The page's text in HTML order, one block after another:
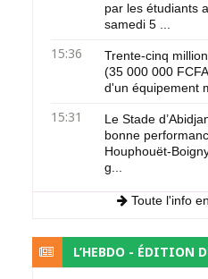
par les étudiants
samedi 5 ...
15:36
Trente-cinq
(35 000 000
d'un équipement
15:31
Le Stade
bonne
Houphouët-
g...
Toute l'info
L’HEBDO - ÉDITION